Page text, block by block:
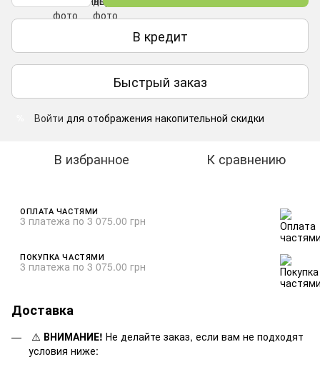
В кредит
Быстрый заказ
Войти для отображения накопительной скидки
В избранное К сравнению
ОПЛАТА ЧАСТЯМИ
3 платежа по 3 075.00 грн
ПОКУПКА ЧАСТЯМИ
3 платежа по 3 075.00 грн
Доставка
⚠️ ВНИМАНИЕ! Не делайте заказ, если вам не подходят
условия ниже: